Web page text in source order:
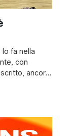
lo fa nella
con
ancora,